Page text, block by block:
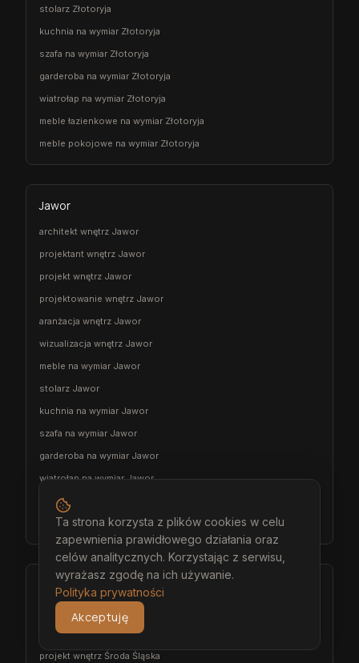
stolarz Złotoryja
kuchnia na wymiar Złotoryja
szafa na wymiar Złotoryja
garderoba na wymiar Złotoryja
wiatrołap na wymiar Złotoryja
meble łazienkowe na wymiar Złotoryja
meble pokojowe na wymiar Złotoryja
Jawor
architekt wnętrz Jawor
projektant wnętrz Jawor
projekt wnętrz Jawor
projektowanie wnętrz Jawor
aranżacja wnętrz Jawor
wizualizacja wnętrz Jawor
meble na wymiar Jawor
stolarz Jawor
kuchnia na wymiar Jawor
szafa na wymiar Jawor
garderoba na wymiar Jawor
wiatrołap na wymiar Jawor
meble łazienkowe na wymiar Jawor
meble pokojowe na wymiar Jawor
Środa Śląska
architekt wnętrz Środa Śląska
projektant wnętrz Środa Śląska
projekt wnętrz Środa Śląska
Ta strona korzysta z plików cookies w celu
zapewnienia prawidłowego działania oraz
celów analitycznych. Korzystając z serwisu,
wyrażasz zgodę na ich używanie.
Polityka prywatności
Akceptuję